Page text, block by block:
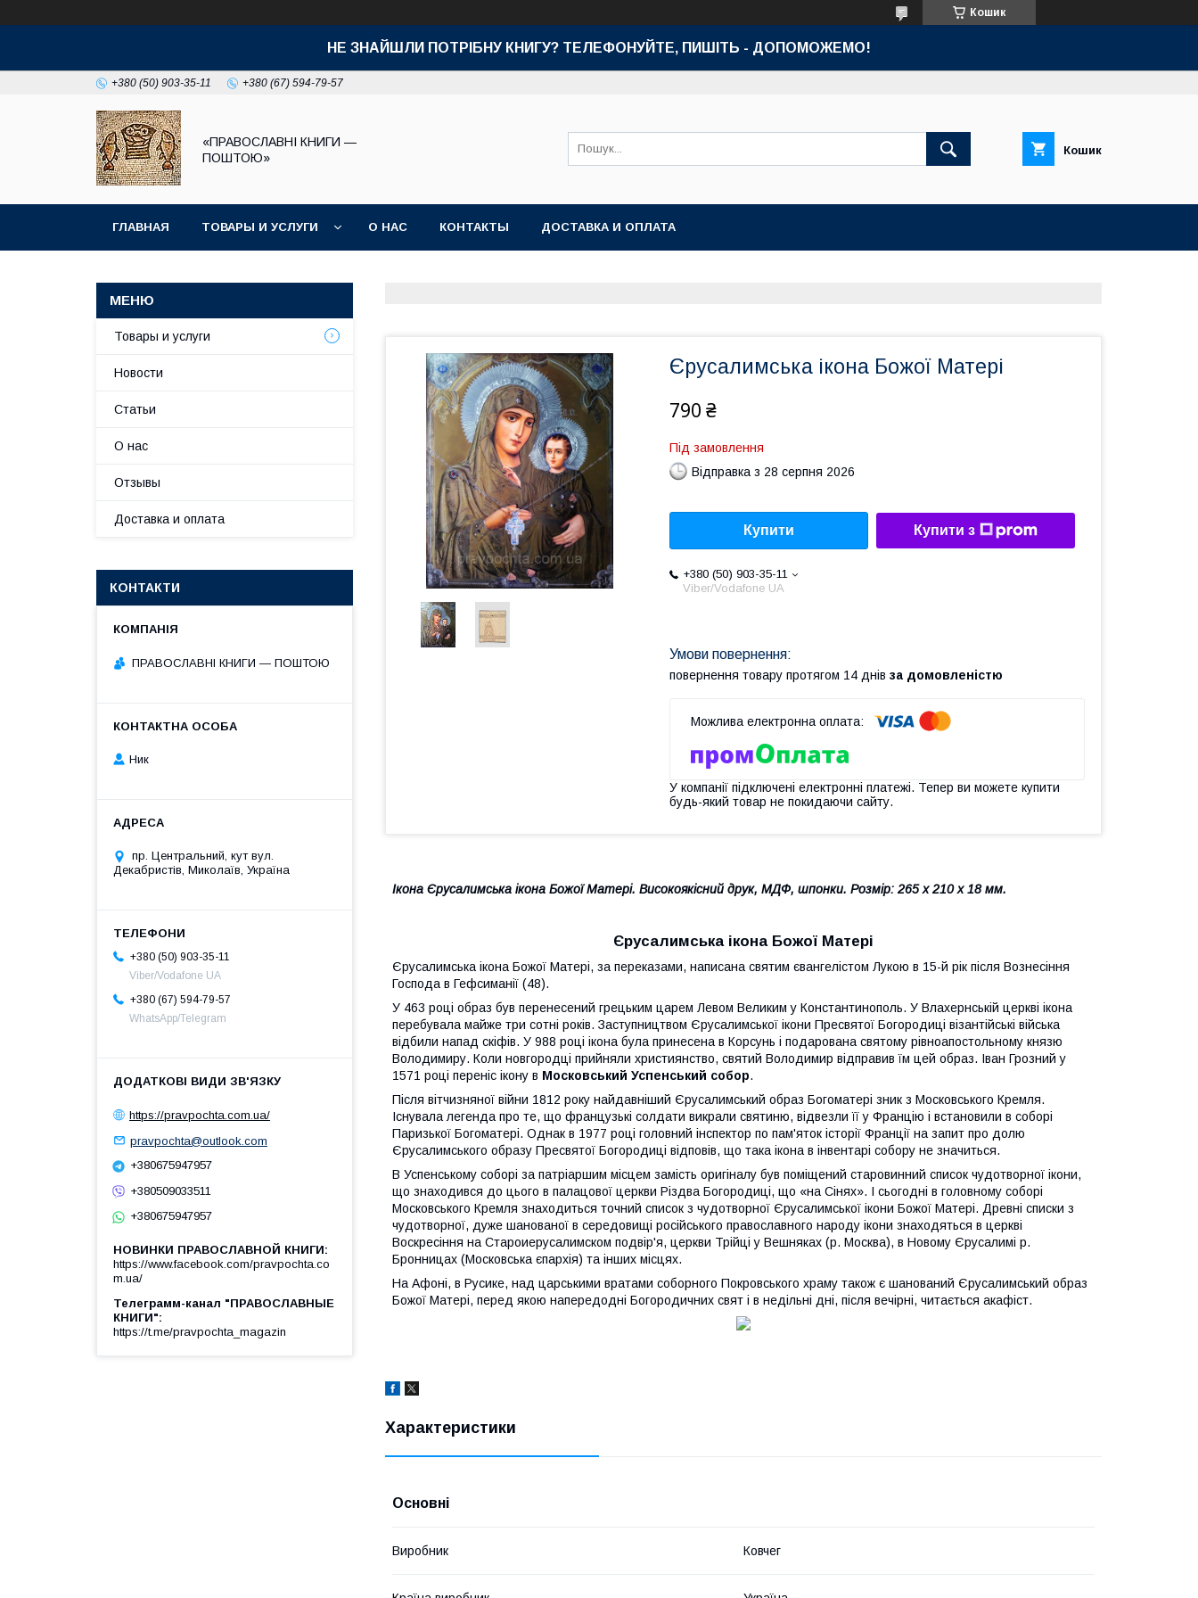
Кошик
НЕ ЗНАЙШЛИ ПОТРІБНУ КНИГУ? ТЕЛЕФОНУЙТЕ, ПИШІТЬ - ДОПОМОЖЕМО!
+380 (50) 903-35-11 +380 (67) 594-79-57
«ПРАВОСЛАВНІ КНИГИ —
ПОШТОЮ»
Кошик
ГЛАВНАЯ ТОВАРЫ И УСЛУГИ О НАС КОНТАКТЫ ДОСТАВКА И ОПЛАТА
Єрусалимська ікона Божої Матері
790 ₴
Під замовлення
Відправка з 28 серпня 2026
Купити Купити з
+380 (50) 903-35-11
Viber/Vodafone UA
повернення товару протягом 14 днів за домовленістю
У компанії підключені електронні платежі. Тепер ви можете купити
будь-який товар не покидаючи сайту.
Ікона Єрусалимська ікона Божої Матері. Високоякісний друк, МДФ, шпонки. Розмір: 265 х 210 х 18 мм.
Єрусалимська ікона Божої Матері
Єрусалимська ікона Божої Матері, за переказами, написана святим євангелістом Лукою в 15-й рік після Вознесіння
Господа в Гефсиманії (48).
У 463 році образ був перенесений грецьким царем Левом Великим у Константинополь. У Влахернській церкві ікона
перебувала майже три сотні років. Заступництвом Єрусалимської ікони Пресвятої Богородиці візантійські війська
відбили напад скіфів. У 988 році ікона була принесена в Корсунь і подарована святому рівноапостольному князю
Володимиру. Коли новгородці прийняли християнство, святий Володимир відправив їм цей образ. Іван Грозний у
1571 році переніс ікону в Московський Успенський собор.
Після вітчизняної війни 1812 року найдавніший Єрусалимський образ Богоматері зник з Московського Кремля.
Існувала легенда про те, що французькі солдати викрали святиню, відвезли її у Францію і встановили в соборі
Паризької Богоматері. Однак в 1977 році головний інспектор по пам'яток історії Франції на запит про долю
Єрусалимського образу Пресвятої Богородиці відповів, що така ікона в інвентарі собору не значиться.
В Успенському соборі за патріаршим місцем замість оригіналу був поміщений старовинний список чудотворної ікони,
що знаходився до цього в палацової церкви Різдва Богородиці, що «на Сінях». І сьогодні в головному соборі
Московського Кремля знаходиться точний список з чудотворної Єрусалимської ікони Божої Матері. Древні списки з
чудотворної, дуже шанованої в середовищі російського православного народу ікони знаходяться в церкві
Воскресіння на Староиерусалимском подвір'я, церкви Трійці у Вешняках (р. Москва), в Новому Єрусалимі р.
Бронницах (Московська єпархія) та інших місцях.
На Афоні, в Русике, над царськими вратами соборного Покровського храму також є шанований Єрусалимський образ
Божої Матері, перед якою напередодні Богородичних свят і в недільні дні, після вечірні, читається акафіст.
Характеристики
Основні
Виробник Ковчег
Товары и услуги
Новости
Статьи
О нас
Отзывы
Доставка и оплата
КОНТАКТИ
ПРАВОСЛАВНІ КНИГИ — ПОШТОЮ
Ник
пр. Центральний, кут вул.
Декабристів, Миколаїв, Україна
+380 (50) 903-35-11
Viber/Vodafone UA
+380 (67) 594-79-57
WhatsApp/Telegram
https://pravpochta.com.ua/
pravpochta@outlook.com
+380675947957
+380509033511
+380675947957
НОВИНКИ ПРАВОСЛАВНОЙ КНИГИ
https://www.facebook.com/pravpochta.co
m.ua/
Телеграмм-канал "ПРАВОСЛАВНЫЕ
КНИГИ"
https://t.me/pravpochta_magazin